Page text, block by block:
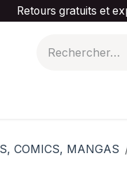
Retours gratuits et
COMICS, MANGAS